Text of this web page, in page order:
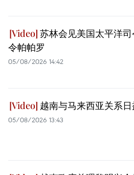
苏林会见美国太平洋司
令帕帕罗
05/08/2026 14:42
越南与马来西亚关系
05/08/2026 13:43